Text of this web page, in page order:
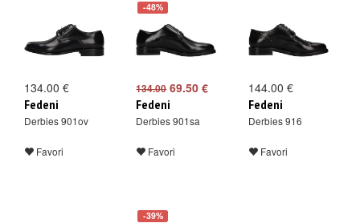
134.00 €
Fedeni
Derbies 901ov
Favori
-48%
134.0069.50 €
Fedeni
Derbies 901sa
Favori
144.00 €
Fedeni
Derbies 916
Favori
-39%